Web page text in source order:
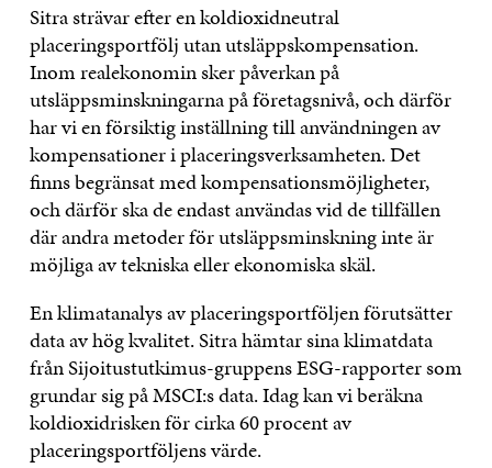
Sitra strävar efter en koldioxidneutral
placeringsportfölj utan utsläppskompensation.
Inom realekonomin sker påverkan på
utsläppsminskningarna på företagsnivå, och därför
har vi en försiktig inställning till användningen av
kompensationer i placeringsverksamheten. Det
finns begränsat med kompensationsmöjligheter,
och därför ska de endast användas vid de tillfällen
där andra metoder för utsläppsminskning inte är
möjliga av tekniska eller ekonomiska skäl.
En klimatanalys av placeringsportföljen förutsätter
data av hög kvalitet. Sitra hämtar sina klimatdata
från Sijoitustutkimus-gruppens ESG-rapporter som
grundar sig på MSCI:s data. Idag kan vi beräkna
koldioxidrisken för cirka 60 procent av
placeringsportföljens värde.